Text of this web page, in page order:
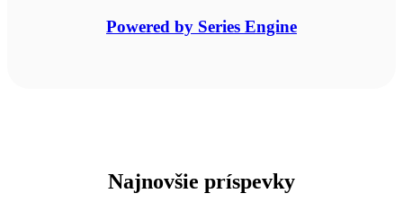
Powered by Series Engine
Najnovšie príspevky